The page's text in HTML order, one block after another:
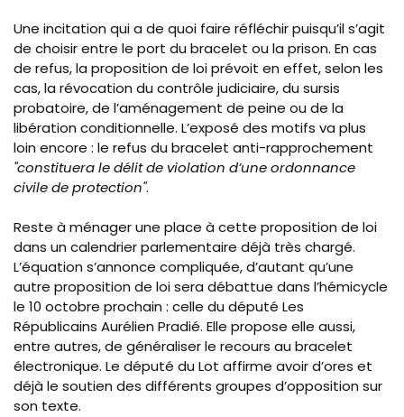
Une incitation qui a de quoi faire réfléchir puisqu’il s’agit
de choisir entre le port du bracelet ou la prison. En cas
de refus, la proposition de loi prévoit en effet, selon les
cas, la révocation du contrôle judiciaire, du sursis
probatoire, de l’aménagement de peine ou de la
libération conditionnelle. L’exposé des motifs va plus
loin encore : le refus du bracelet anti-rapprochement
"constituera le délit de violation d’une ordonnance
civile de protection".
Reste à ménager une place à cette proposition de loi
dans un calendrier parlementaire déjà très chargé.
L’équation s’annonce compliquée, d’autant qu’une
autre proposition de loi sera débattue dans l’hémicycle
le 10 octobre prochain : celle du député Les
Républicains Aurélien Pradié. Elle propose elle aussi,
entre autres, de généraliser le recours au bracelet
électronique. Le député du Lot affirme avoir d’ores et
déjà le soutien des différents groupes d’opposition sur
son texte.